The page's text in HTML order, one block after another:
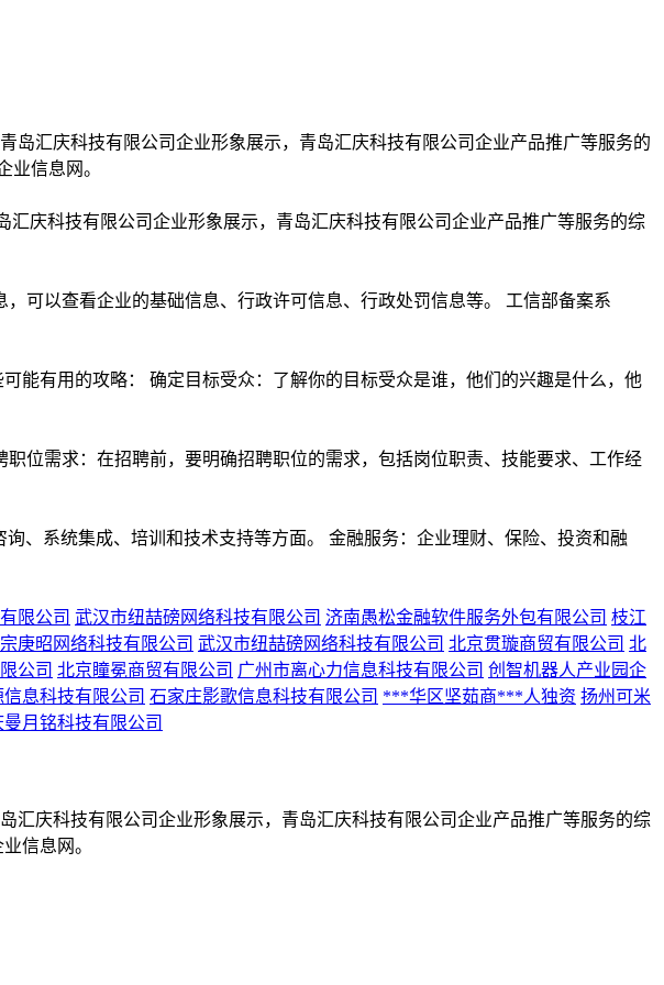
汇庆科技有限公司企业形象展示，青岛汇庆科技有限公司企业产品推广等服务的综
可以查看企业的基础信息、行政许可信息、行政处罚信息等。 工信部备案系
能有用的攻略： 确定目标受众：了解你的目标受众是谁，他们的兴趣是什么，他
位需求：在招聘前，要明确招聘职位的需求，包括岗位职责、技能要求、工作经
、系统集成、培训和技术支持等方面。 金融服务：企业理财、保险、投资和融
限公司 武汉市纽喆磅网络科技有限公司 济南愚松金融软件服务外包有限公司 枝江
庚昭网络科技有限公司 武汉市纽喆磅网络科技有限公司 北京贯璇商贸有限公司 北
公司 北京瞳冕商贸有限公司 广州市离心力信息科技有限公司 创智机器人产业园企
息科技有限公司 石家庄影歌信息科技有限公司 ***华区坚茹商***人独资 扬州可米
曼月铭科技有限公司
汇庆科技有限公司企业形象展示，青岛汇庆科技有限公司企业产品推广等服务的综
信息网。